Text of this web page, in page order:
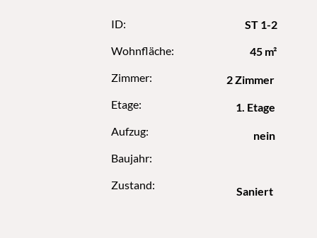
ID:
Wohnfläche:
Zimmer:
Etage:
Aufzug:
Baujahr:
Zustand:
ST 1-2
2 Zimmer
1. Etage
nein
Saniert
45 m²